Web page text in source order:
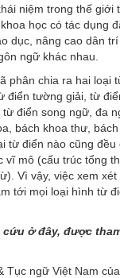
niệm trong thế giới
học có tác dụng
dục, nâng cao dân
ngữ khác nhau.
phân chia ra hai loại
điển tường giải, từ
điển song ngữ, đa
bách khoa thư, bách
từ điển nào cũng
vĩ mô (cấu trúc tổng
Vì vậy, việc xem
tới mọi loại hình từ
ở đây, được
Tục ngữ Việt Nam